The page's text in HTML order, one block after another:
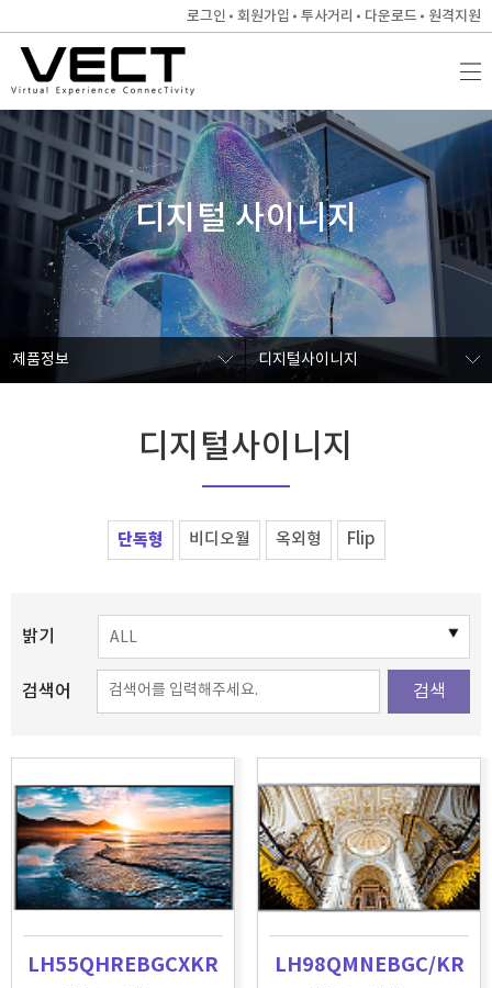
로그인 회원가입 투사거리 다운로드 원격지원
디지털 사이니지
제품정보 디지털사이니지
디지털사이니지
단독형 비디오월 옥외형 Flip
밝기
검색어 검색
LH55QHREBGCXKR LH98QMNEBGC/KR